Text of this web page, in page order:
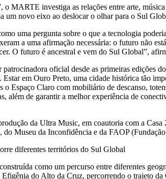
o MARTE investiga as relações entre arte,
um novo eixo ao deslocar o olhar para o Sul
uma pergunta sobre o que a tecnologia
a uma afirmação necessária: o futuro não
O futuro é ancestral e vem do Sul Global”,
oficial desde as primeiras edições
Estar em Ouro Preto, uma cidade histórica tão
o Espaço Claro com mobiliário de descanso,
além de garantir a melhor experiência de
da Ultra Music, em coautoria com a
do Museu da Inconfidência e da FAOP
diferentes territórios do Sul Global
como um percurso entre diferentes
do Alto da Cruz, percorrendo o trajeto